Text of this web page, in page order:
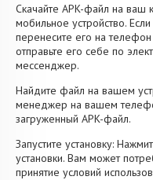
Скачайте APK-файл на ваш
мобильное устройство.
перенесите его на
отправьте его себе по
мессенджер.
Найдите файл на вашем
менеджер на вашем
загруженный APK-файл.
Запустите установку:
установки. Вам может
принятие условий